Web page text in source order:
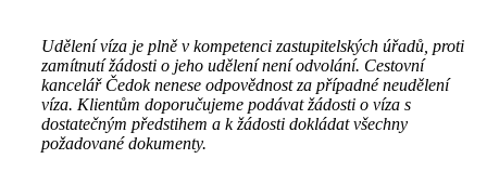
Udělení víza je plně v kompetenci zastupitelských úřadů, proti
zamítnutí žádosti o jeho udělení není odvolání. Cestovní
kancelář Čedok nenese odpovědnost za případné neudělení
víza. Klientům doporučujeme podávat žádosti o víza s
dostatečným předstihem a k žádosti dokládat všechny
požadované dokumenty.